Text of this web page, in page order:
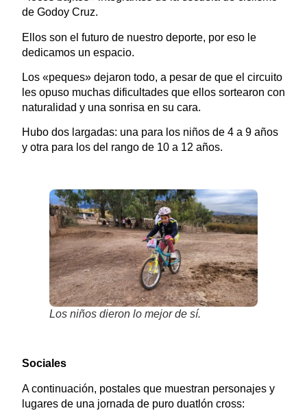
de Godoy Cruz.
Ellos son el futuro de nuestro deporte, por eso le
dedicamos un espacio.
Los «peques» dejaron todo, a pesar de que el circuito
les opuso muchas dificultades que ellos sortearon con
naturalidad y una sonrisa en su cara.
Hubo dos largadas: una para los niños de 4 a 9 años
y otra para los del rango de 10 a 12 años.
Los niños dieron lo mejor de sí.
Sociales
A continuación, postales que muestran personajes y
lugares de una jornada de puro duatlón cross: